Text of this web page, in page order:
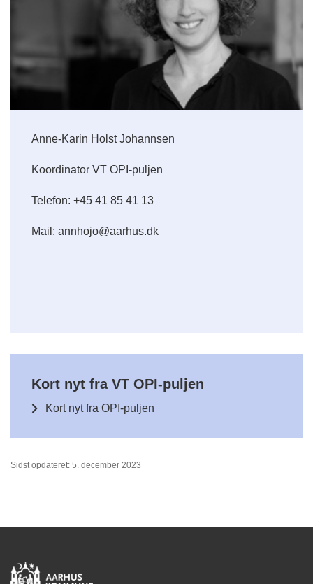
Anne-Karin Holst Johannsen
Koordinator VT OPI-puljen
Telefon: +45 41 85 41 13
Mail: annhojo@aarhus.dk
Kort nyt fra VT OPI-puljen
Kort nyt fra OPI-puljen
Sidst opdateret: 5. december 2023